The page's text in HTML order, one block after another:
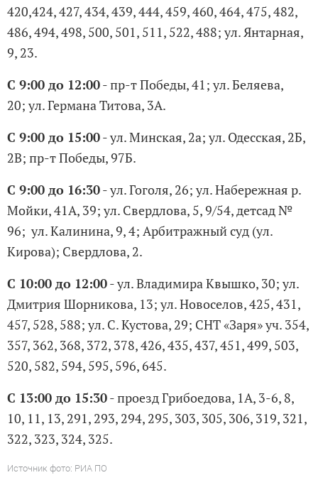
420,424, 427, 434, 439, 444, 459, 460, 464, 475, 482,
486, 494, 498, 500, 501, 511, 522, 488; ул. Янтарная,
9, 23.
С 9:00 до 12:00- пр-т Победы, 41; ул. Беляева,
20; ул. Германа Титова, 3А.
С 9:00 до 15:00- ул. Минская, 2а; ул. Одесская, 2Б,
2В; пр-т Победы, 97Б.
С 9:00 до 16:30- ул. Гоголя, 26; ул. Набережная р.
Мойки, 41А, 39; ул. Свердлова, 5, 9/54, детсад №
96; ул. Калинина, 9, 4; Арбитражный суд (ул.
Кирова); Свердлова, 2.
С 10:00 до 12:00- ул. Владимира Квышко, 30; ул.
Дмитрия Шорникова, 13; ул. Новоселов, 425, 431,
457, 528, 588; ул. С. Кустова, 29; СНТ «Заря» уч. 354,
357, 362, 368, 372, 378, 426, 435, 437, 451, 499, 503,
520, 582, 594, 595, 596, 645.
С 13:00 до 15:30- проезд Грибоедова, 1А, 3-6, 8,
10, 11, 13, 291, 293, 294, 295, 303, 305, 306, 319, 321,
322, 323, 324, 325.
Источник фото: РИА ПО